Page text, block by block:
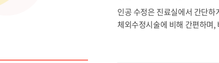
인공 수정은 진료실에서 간단하
체외수정시술에 비해 간편하며